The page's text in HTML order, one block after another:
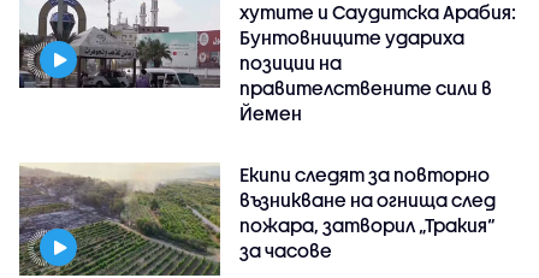
хутите и Саудитска Арабия:
Бунтовниците удариха
позиции на
правителствените сили в
Йемен
Екипи следят за повторно
възникване на огнища след
пожара, затворил „Тракия“
за часове